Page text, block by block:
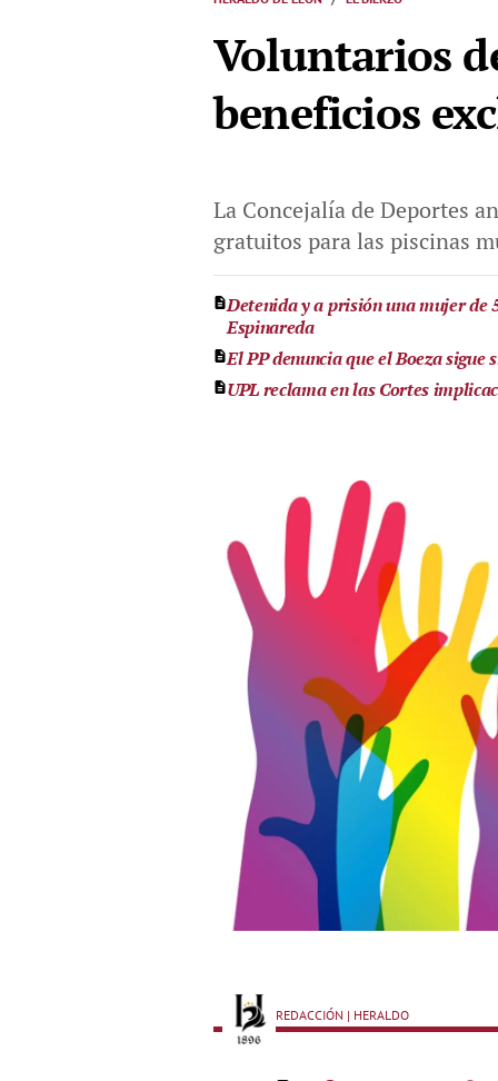
Voluntarios
beneficios
La Concejalía de Deportes
gratuitos para las piscinas
Detenida y a prisión una mujer de
Espinareda
El PP denuncia que el Boeza
UPL reclama en las Cortes
REDACCIÓN | HERALDO